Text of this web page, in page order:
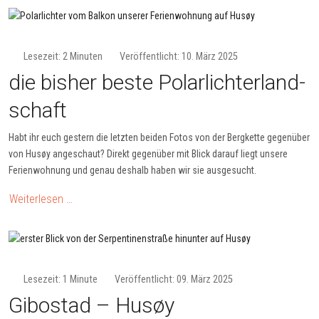
Lesezeit: 2 Minuten Veröffentlicht: 10. März 2025
die bisher beste Polar­licht­er­land­
schaft
Habt ihr euch gestern die letzten beiden Fotos von der Bergkette gegenüber
von Husøy angeschaut? Direkt gegenüber mit Blick darauf liegt unsere
Ferienwohnung und genau deshalb haben wir sie ausgesucht.
Weiterlesen …
Lesezeit: 1 Minute Veröffentlicht: 09. März 2025
Gibostad – Husøy